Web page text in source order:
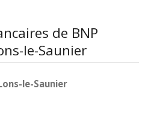
de BNP
le-Saunier
le-Saunier